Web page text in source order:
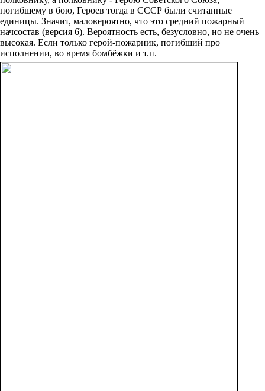
погибшему в бою, Героев тогда в СССР были считанные
единицы. Значит, маловероятно, что это средний пожарный
начсостав (версия 6). Вероятность есть, безусловно, но не очень
высокая. Если только герой-пожарник, погибший про
исполнении, во время бомбёжки и т.п.